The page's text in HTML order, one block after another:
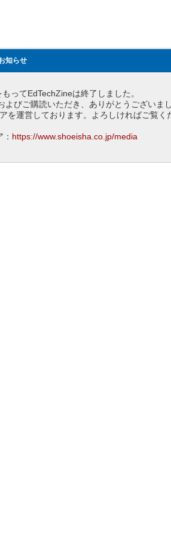
知らせ
ってEdTechZineは終了しました。
びご購読いただき、ありがとうございまし
を運営しております。よろしければご覧く
https://www.shoeisha.co.jp/media